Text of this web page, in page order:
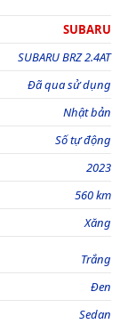
SUBARU
SUBARU BRZ 2.4AT
Đã qua sử dụng
Nhật bản
Số tự động
2023
560 km
Xăng
Trắng
Đen
Sedan